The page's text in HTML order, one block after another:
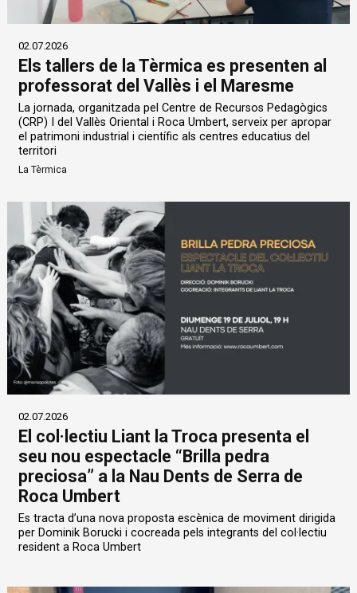
02.07.2026
Els tallers de la Tèrmica es presenten al
professorat del Vallès i el Maresme
La jornada, organitzada pel Centre de Recursos Pedagògics
(CRP) I del Vallès Oriental i Roca Umbert, serveix per apropar
el patrimoni industrial i científic als centres educatius del
territori
La Tèrmica
02.07.2026
El col·lectiu Liant la Troca presenta el
seu nou espectacle “Brilla pedra
preciosa” a la Nau Dents de Serra de
Roca Umbert
Es tracta d’una nova proposta escènica de moviment dirigida
per Dominik Borucki i cocreada pels integrants del col·lectiu
resident a Roca Umbert